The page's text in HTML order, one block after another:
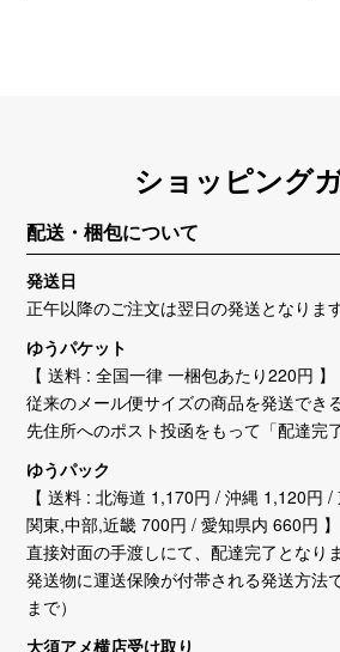
ショッピング
配送・梱包について
発送日
正午以降のご注文は翌日の発送となります
ゆうパケット
【 送料 : 全国一律 一梱包あたり220円 】
従来のメール便サイズの商品を発送でき
先住所へのポスト投函をもって「配達完
ゆうパック
【 送料 : 北海道 1,170円 / 沖縄 1,120円
関東,中部,近畿 700円 / 愛知県内 660円 】
直接対面の手渡しにて、配達完了となりま
発送物に運送保険が付帯される発送方法
まで）
大須アメ横店受け取り